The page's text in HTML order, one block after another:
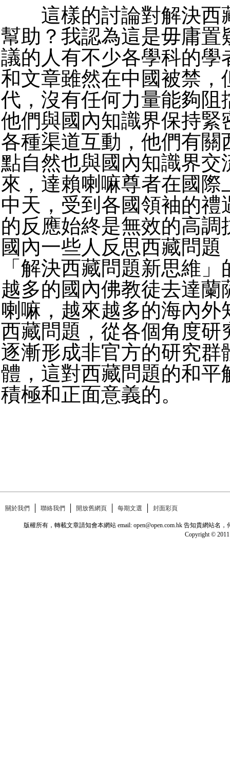
這樣的討論對解決西
幫助？我認為這是毋庸置
議的人有不少各學科的學
和文章雖然在中國被禁，
代，沒有任何力量能夠阻
他們與國內知識界保持緊
各種渠道互動，他們有關
點自然也與國內知識界交
來，達賴喇嘛尊者在國際
中天，受到各國領袖的禮
的反應始終是無效的高調
國內一些人反思西藏問題
「解決西藏問題新思維
越多的國內佛教徒去達蘭
喇嘛，越來越多的海內外
西藏問題，從各個角度研
逐漸形成非官方的研究群
體，這對西藏問題的和平
積極和正面意義的。
關於我們 聯絡我們 開放舊網頁 每期文選 封面彩頁
版權所有，轉載文章請知會本網站 email: open@open.com.hk 告知貴網站
Copyright © 2011